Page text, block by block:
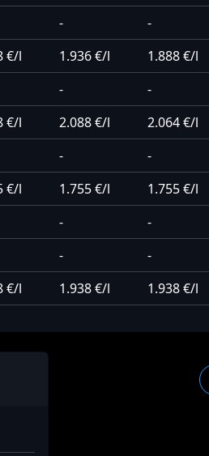
- -
€/l 1.936 €/l 1.888 €/l
- -
€/l 2.088 €/l 2.064 €/l
- -
€/l 1.755 €/l 1.755 €/l
- -
- -
€/l 1.938 €/l 1.938 €/l